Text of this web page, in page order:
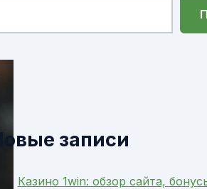
Новые записи
Казино 1win: обзор сайта,